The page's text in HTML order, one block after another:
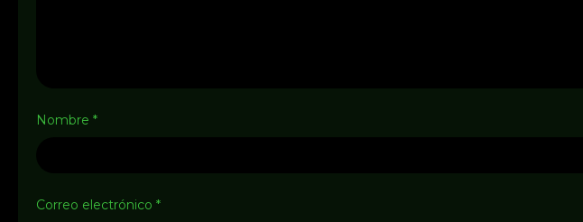
Nombre *
Correo electrónico *